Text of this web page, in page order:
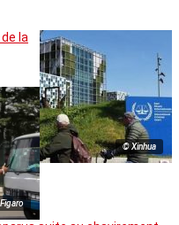
© Xinhua
la